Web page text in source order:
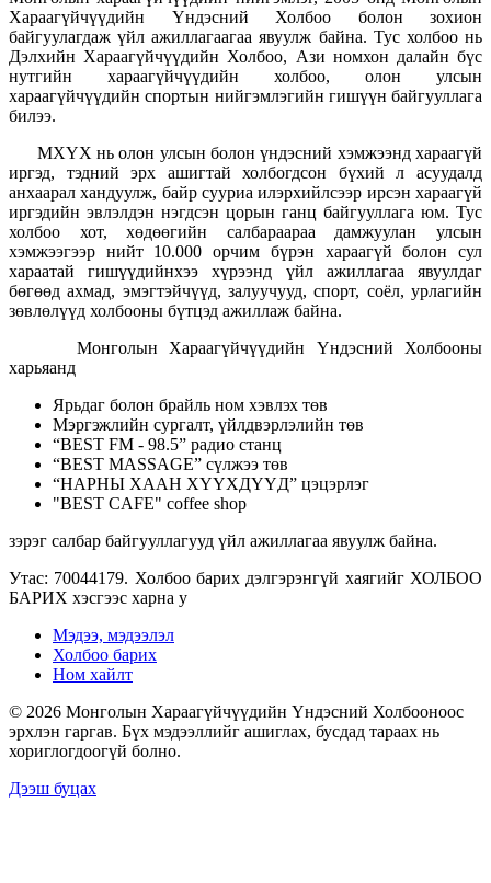
Хараагүйчүүдийн Үндэсний Холбоо болон зохион
байгуулагдаж үйл ажиллагаагаа явуулж байна. Тус холбоо нь
Дэлхийн Хараагүйчүүдийн Холбоо, Ази номхон далайн бүс
нутгийн хараагүйчүүдийн холбоо, олон улсын
хараагүйчүүдийн спортын нийгэмлэгийн гишүүн байгууллага
билээ.
МХҮХ нь олон улсын болон үндэсний хэмжээнд хараагүй
иргэд, тэдний эрх ашигтай холбогдсон бүхий л асуудалд
анхаарал хандуулж, байр сууриа илэрхийлсээр ирсэн хараагүй
иргэдийн эвлэлдэн нэгдсэн цорын ганц байгууллага юм. Тус
холбоо хот, хөдөөгийн салбараараа дамжуулан улсын
хэмжээгээр нийт 10.000 орчим бүрэн хараагүй болон сул
хараатай гишүүдийнхээ хүрээнд үйл ажиллагаа явуулдаг
бөгөөд ахмад, эмэгтэйчүүд, залуучууд, спорт, соёл, урлагийн
зөвлөлүүд холбооны бүтцэд ажиллаж байна.
Монголын Хараагүйчүүдийн Үндэсний Холбооны
харьяанд
Ярьдаг болон брайль ном хэвлэх төв
Мэргэжлийн сургалт, үйлдвэрлэлийн төв
“BEST FM - 98.5” радио станц
“BEST MASSAGE” сүлжээ төв
“НАРНЫ ХААН ХҮҮХДҮҮД” цэцэрлэг
"BEST CAFE" coffee shop
зэрэг салбар байгууллагууд үйл ажиллагаа явуулж байна.
Утас: 70044179. Холбоо барих дэлгэрэнгүй хаягийг ХОЛБОО
БАРИХ хэсгээс харна у
Мэдээ, мэдээлэл
Холбоо барих
Ном хайлт
© 2026 Монголын Хараагүйчүүдийн Үндэсний Холбооноос
эрхлэн гаргав. Бүх мэдээллийг ашиглах, бусдад тараах нь
хориглогдоогүй болно.
Дээш буцах